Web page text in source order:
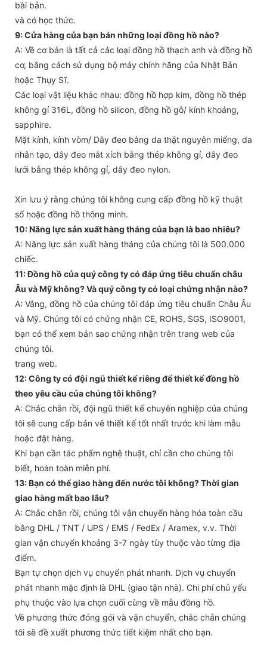
bài bản.
và có học thức.
9: Cửa hàng của bạn bán những loại đồng hồ nào?
A: Về cơ bản là tất cả các loại đồng hồ thạch anh và đồng hồ
cơ, bằng cách sử dụng bộ máy chính hãng của Nhật Bản
hoặc Thụy Sĩ.
Các loại vật liệu khác nhau: đồng hồ hợp kim, đồng hồ thép
không gỉ 316L, đồng hồ silicon, đồng hồ gỗ/ kính khoáng,
sapphire.
Mặt kính, kính vòm/ Dây đeo bằng da thật nguyên miếng, da
nhân tạo, dây đeo mắt xích bằng thép không gỉ, dây đeo
lưới bằng thép không gỉ, dây đeo nylon.
Xin lưu ý rằng chúng tôi không cung cấp đồng hồ kỹ thuật
số hoặc đồng hồ thông minh.
10: Năng lực sản xuất hàng tháng của bạn là bao nhiêu?
A: Năng lực sản xuất hàng tháng của chúng tôi là 500.000
chiếc.
11: Đồng hồ của quý công ty có đáp ứng tiêu chuẩn châu
Âu và Mỹ không? Và quý công ty có loại chứng nhận nào?
A: Vâng, đồng hồ của chúng tôi đáp ứng tiêu chuẩn Châu Âu
và Mỹ. Chúng tôi có chứng nhận CE, ROHS, SGS, ISO9001,
bạn có thể xem bản sao chứng nhận trên trang web của
chúng tôi.
trang web.
12: Công ty có đội ngũ thiết kế riêng để thiết kế đồng hồ
theo yêu cầu của chúng tôi không?
A: Chắc chắn rồi, đội ngũ thiết kế chuyên nghiệp của chúng
tôi sẽ cung cấp bản vẽ thiết kế tốt nhất trước khi làm mẫu
hoặc đặt hàng.
Khi bạn cần tác phẩm nghệ thuật, chỉ cần cho chúng tôi
biết, hoàn toàn miễn phí.
13: Bạn có thể giao hàng đến nước tôi không? Thời gian
giao hàng mất bao lâu?
A: Chắc chắn rồi, chúng tôi vận chuyển hàng hóa toàn cầu
bằng DHL / TNT / UPS / EMS / FedEx / Aramex, v.v. Thời
gian vận chuyển khoảng 3-7 ngày tùy thuộc vào từng địa
điểm.
Bạn tự chọn dịch vụ chuyển phát nhanh. Dịch vụ chuyển
phát nhanh mặc định là DHL (giao tận nhà). Chi phí chủ yếu
phụ thuộc vào lựa chọn cuối cùng về mẫu đồng hồ.
Về phương thức đóng gói và vận chuyển, chắc chắn chúng
tôi sẽ đề xuất phương thức tiết kiệm nhất cho bạn.